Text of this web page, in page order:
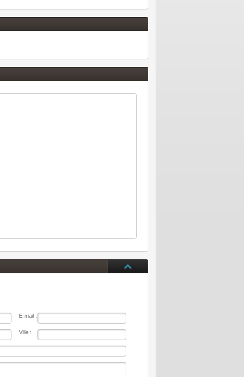
E-mail :
Ville :